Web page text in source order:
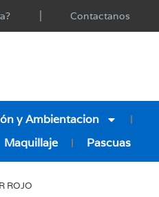
Contactanos
y Ambientacion
Maquillaje Pascuas
ROJO